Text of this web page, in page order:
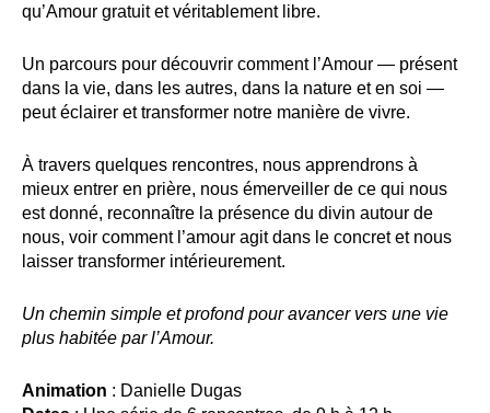
qu’Amour gratuit et véritablement libre.
Un parcours pour découvrir comment l’Amour — présent
dans la vie, dans les autres, dans la nature et en soi —
peut éclairer et transformer notre manière de vivre.
À travers quelques rencontres, nous apprendrons à
mieux entrer en prière, nous émerveiller de ce qui nous
est donné, reconnaître la présence du divin autour de
nous, voir comment l’amour agit dans le concret et nous
laisser transformer intérieurement.
Un chemin simple et profond pour avancer vers une vie
plus habitée par l’Amour.
Animation : Danielle Dugas